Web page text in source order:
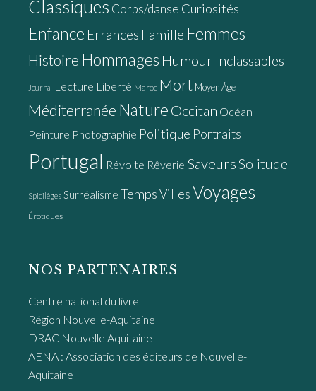
Classiques Corps/danse Curiosités
Enfance Errances Famille Femmes
Histoire Hommages Humour Inclassables
Journal Lecture Liberté Maroc Mort Moyen Âge
Méditerranée Nature Occitan Océan
Peinture Photographie Politique Portraits
Portugal Révolte Rêverie Saveurs Solitude
Spicilèges Surréalisme TempsVillesVoyages
Érotiques
NOS PARTENAIRES
Centre national du livre
Région Nouvelle-Aquitaine
DRAC Nouvelle Aquitaine
AENA : Association des éditeurs de Nouvelle-
Aquitaine